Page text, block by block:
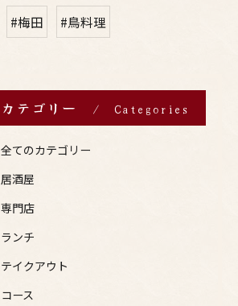
#梅田 #鳥料理
カテゴリー Categories
全てのカテゴリー
居酒屋
専門店
ランチ
テイクアウト
コース